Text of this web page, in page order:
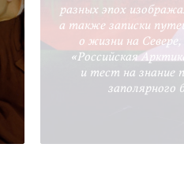
разных эпох
а также записки
о жизни на
«Российская
и тест на знание
заполярного